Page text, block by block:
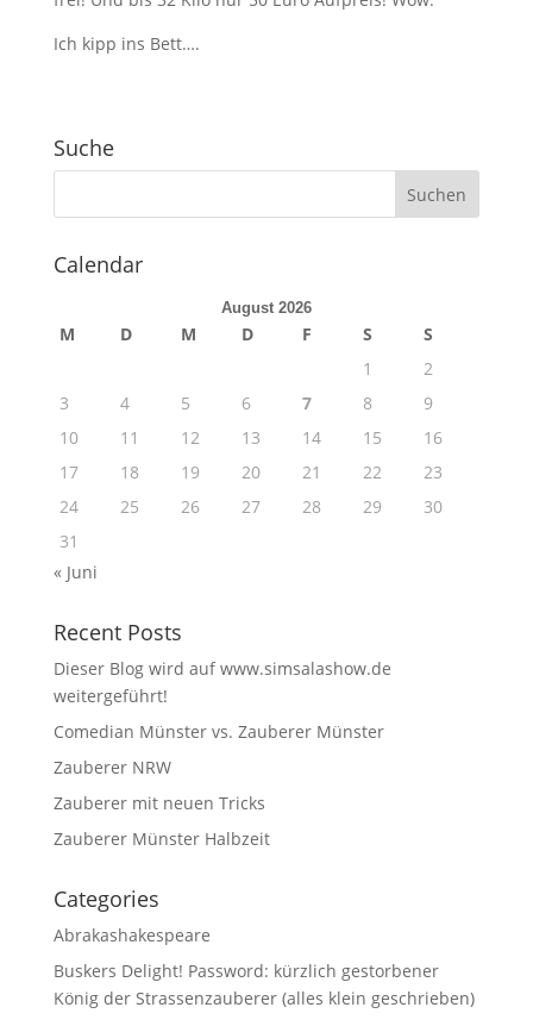
Ich kipp ins Bett….
Suche
Calendar
August 2026
M D M D F S
S
1
2
3
4 5 6 7 8
9
10
11 12 13 14 15
16
17
18 19 20 21 22
23
24
25 26 27 28 29
30
31
« Juni
Recent Posts
Dieser Blog wird auf www.simsalashow.de
weitergeführt!
Comedian Münster vs. Zauberer Münster
Zauberer NRW
Zauberer mit neuen Tricks
Zauberer Münster Halbzeit
Categories
Abrakashakespeare
Buskers Delight! Password: kürzlich gestorbener
König der Strassenzauberer (alles klein geschrieben)